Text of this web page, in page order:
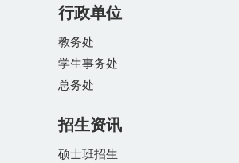
行政单位
教务处
学生事务处
总务处
招生资讯
硕士班招生